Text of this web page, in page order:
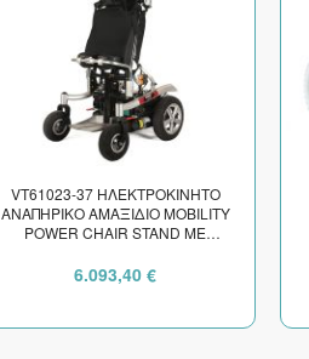
VT61023-37 ΗΛΕΚΤΡΟΚΙΝΗΤΟ
ΑΝΑΠΗΡΙΚΟ ΑΜΑΞΙΔΙΟ MOBILITY
POWER CHAIR STAND ΜΕ
ΠΛΑΤΟΣ ΚΑΘΙΣΜΑΤΟΣ 45cm
6.093,40 €